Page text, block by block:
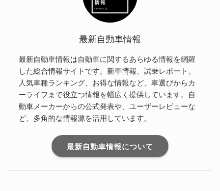
最新自動車情報
最新自動車情報は自動車に関するあらゆる情報を網羅
した総合情報サイトです。新車情報、試乗レポート、
人気車種ランキング、お得な情報など、車選びからカ
ーライフまで役立つ情報を幅広く提供しています。自
動車メーカーからの公式発表や、ユーザーレビューな
ど、多角的な情報源を活用しています。
最新自動車情報について